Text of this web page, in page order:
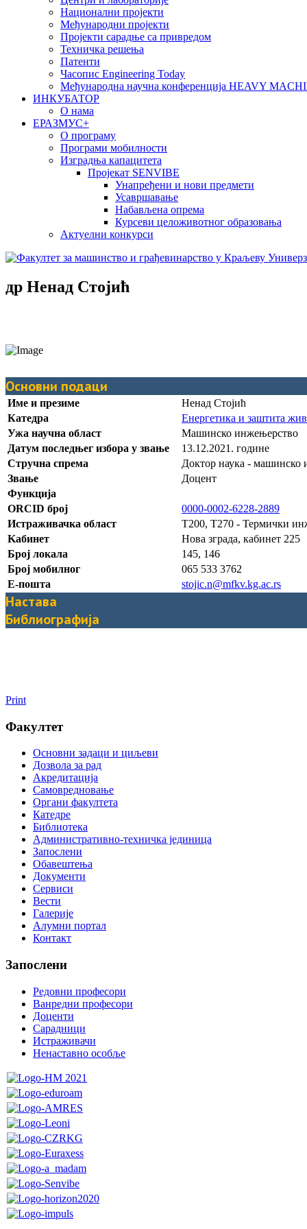
Национални пројекти
Међународни пројекти
Пројекти сарадње са привредом
Техничка решења
Патенти
Часопис Engineering Today
Међународна научна конференција HEAVY
ИНКУБАТОР
О нама
EРАЗМУС+
О програму
Програми мобилности
Изградња капацитета
Пројекат SENVIBE
Унапређени и нови предмети
Усавршавање
Набављена опрема
Курсеви целоживотног образовања
Актуелни конкурси
др Ненад Стојић
Основни подаци
Име и презиме
Ненад Стојић
Катедра
Енергетика и заштита
Ужа научна област
Машинско инжењерство
Датум последњег избора у звање
13.12.2021. године
Стручна спрема
Доктор наука - машинско
Звање
Доцент
Функција
ORCID број
0000-0002-6228-2889
Истраживачка област
Т200, T270 - Термички
Kабинет
Нова зграда, кабинет 225
Број локала
145, 146
Број мобилног
065 533 3762
Е-пошта
stojic.n@mfkv.kg.ac.rs
Настава
Библиографија
Print
Факултет
Основни задаци и циљеви
Дозвола за рад
Акредитација
Самовредновање
Органи факултета
Катедре
Библиотека
Административно-техничка јединица
Запослени
Обавештења
Документи
Сервиси
Вести
Галерије
Алумни портал
Контакт
Запослени
Редовни професори
Ванредни професори
Доценти
Сарадници
Истраживачи
Ненаставно особље